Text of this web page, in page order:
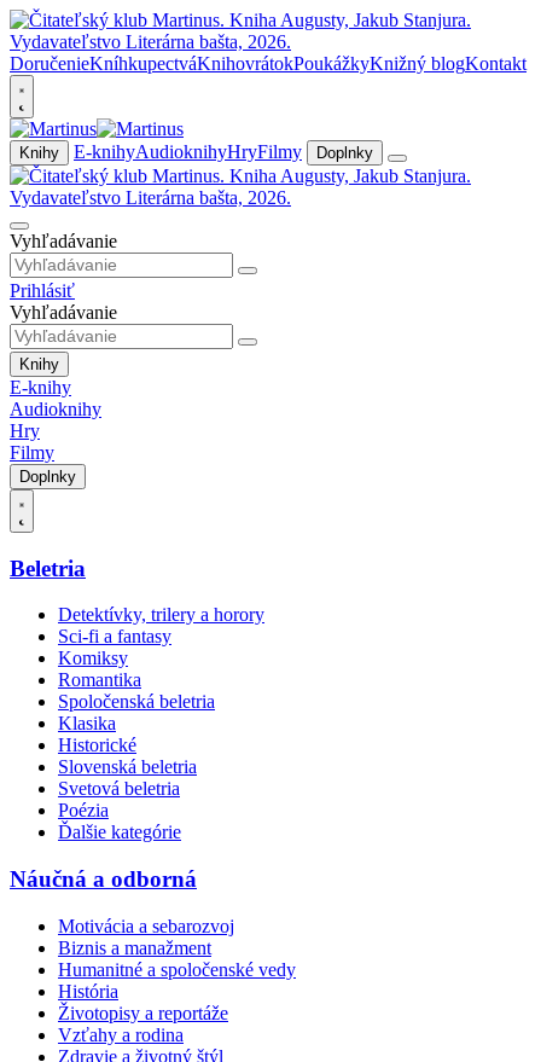
DoručenieKníhkupectváKnihovrátokPoukážkyKnižný blogKontakt
Knihy E-knihyAudioknihyHryFilmy Doplnky
Vyhľadávanie
Prihlásiť
Vyhľadávanie
Knihy
E-knihy
Audioknihy
Hry
Filmy
Doplnky
Beletria
Detektívky, trilery a horory
Sci-fi a fantasy
Komiksy
Romantika
Spoločenská beletria
Klasika
Historické
Slovenská beletria
Svetová beletria
Poézia
Ďalšie kategórie
Náučná a odborná
Motivácia a sebarozvoj
Biznis a manažment
Humanitné a spoločenské vedy
História
Životopisy a reportáže
Vzťahy a rodina
Zdravie a životný štýl